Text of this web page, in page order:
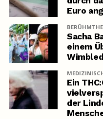
Euro
Sacha
einem
Ein
der